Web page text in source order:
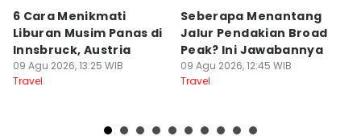
6 Cara Menikmati
Liburan Musim Panas di
Innsbruck, Austria
09 Agu 2026, 13:25 WIB
Travel
Seberapa Menantang
Jalur Pendakian Broad
Peak? Ini Jawabannya
09 Agu 2026, 12:45 WIB
Travel